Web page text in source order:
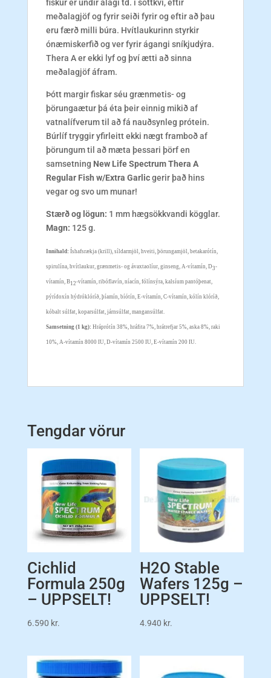
fiskur er undir álagi td. í sóttkví, eftir
meðalagjöf og fyrir seiði fyrir og eftir að þau
eru færð milli búra. Hvítlaukurinn styrkir
ónæmiskerfið og ver fyrir ágangi sníkjudýra.
Thera A er ekki lyf og því ætti að sinna
meðalagjöf áfram.
Þótt margir fiskar séu grænmetis- og
þörungaætur þá éta þeir einnig mikið af
vatnalífverum til að fá nauðsynleg prótein.
Búrlíf tryggir yfirleitt ekki nægt framboð af
þörungum til að mæta þessari þörf en
samsetning New Life Spectrum Thera A
Regular Fish w/Extra Garlicgerir það hins
vegar og svo um munar!
Stærð og lögun: 1 mm hægsökkvandi kögglar.
Magn: 125 g.
Innihald: Íshafsrækja (krill), síldarmjöl, hveiti, þörungamjöl, betakarótín,
spirulína, hvítlaukur, grænmetis- og ávaxtaolíur, ginseng, A-vítamín, D3-
vítamín, B12-vítamín, ribóflavín, níacín, fólínsýra, kalsíum pantóþenat,
pýrídoxín hýdróklóríð, þíamín, bíótín, E-vítamín, C-vítamín, kólín klóríð,
kóbalt súlfat, koparsúlfat, járnsúlfat, mangansúlfat.
Samsetning (1 kg): Hráprótín 38%, hráfita 7%, hrátrefjar 5%, aska 8%, raki
10%, A-vítamín 8000 IU, D-vítamín 2500 IU, E-vítamín 200 IU.
Tengdar vörur
Cichlid
Formula 250g
– UPPSELT!
6.590 kr.
H2O Stable
Wafers 125g –
UPPSELT!
4.940 kr.